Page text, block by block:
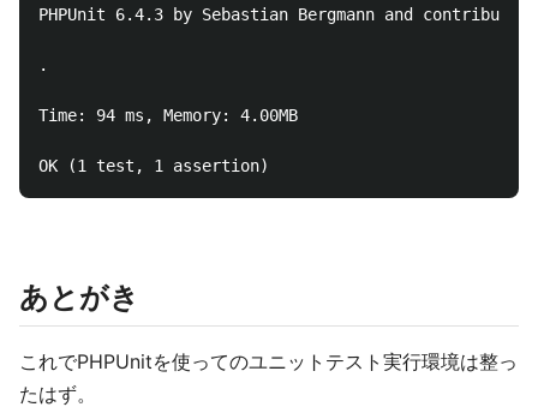
PHPUnit 6.4.3 by Sebastian Bergmann and
.
Time: 94 ms, Memory: 4.00MB
あとがき
これでPHPUnitを使ってのユニットテスト実行環境は整っ
たはず。